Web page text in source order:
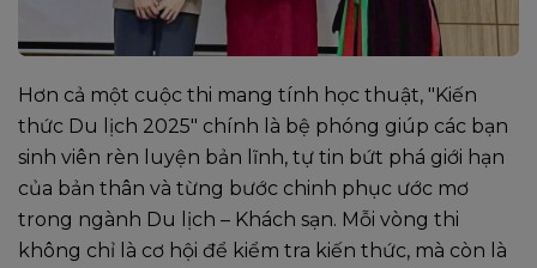
Hơn cả một cuộc thi mang tính học thuật, "Kiến
thức Du lịch 2025" chính là bệ phóng giúp các bạn
sinh viên rèn luyện bản lĩnh, tự tin bứt phá giới hạn
của bản thân và từng bước chinh phục ước mơ
trong ngành Du lịch – Khách sạn. Mỗi vòng thi
không chỉ là cơ hội để kiểm tra kiến thức, mà còn là